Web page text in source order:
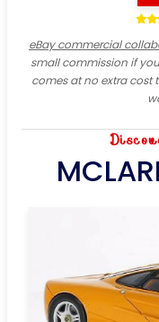
eBay commercial
small commission if
comes at no extra cost